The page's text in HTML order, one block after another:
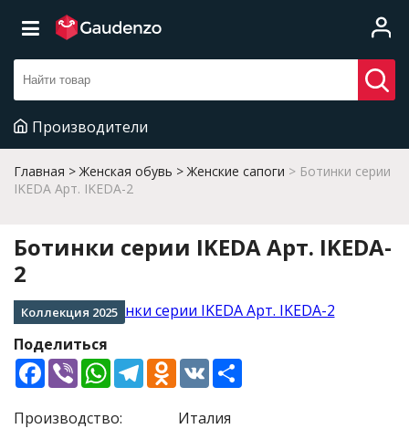
Производители
Главная Женская обувь Женские сапоги
Ботинки серии
IKEDA Арт. IKEDA-2
Ботинки серии IKEDA Арт. IKEDA-
2
Коллекция 2025
Поделиться
Facebook
ViberWhatsApp
TelegramOdnoklassniki
VK
Производство:
Италия